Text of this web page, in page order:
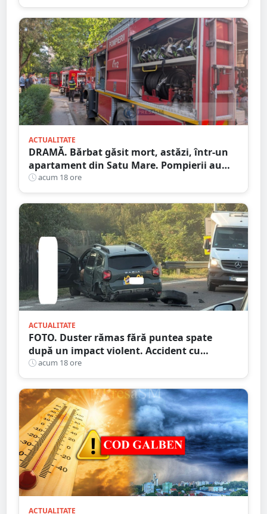
ACTUALITATE
DRAMĂ. Bărbat găsit mort, astăzi, într-un
apartament din Satu Mare. Pompierii au
spart ușa
acum 18 ore
ACTUALITATE
FOTO. Duster rămas fără puntea spate
după un impact violent. Accident cu
implicarea unei mașini din Satu Mare
acum 18 ore
ACTUALITATE